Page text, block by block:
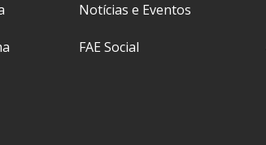
Notícias e Eventos
FAE Social